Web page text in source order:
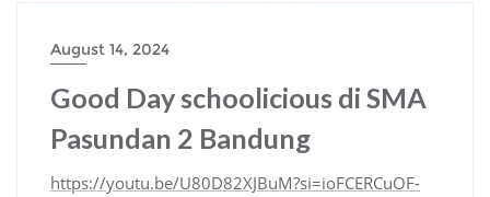
August 14, 2024
Good Day schoolicious di SMA
Pasundan 2 Bandung
https://youtu.be/U80D82XJBuM?si=ioFCERCuOF-